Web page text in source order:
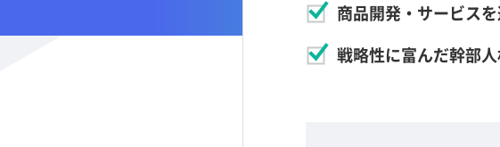
商品開発・サービス
戦略性に富んだ幹部